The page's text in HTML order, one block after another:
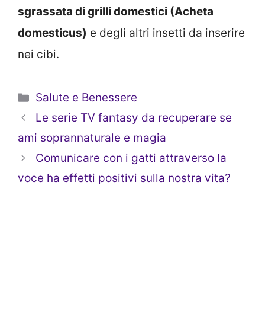
sgrassata di grilli domestici (Acheta
domesticus) e degli altri insetti da inserire
nei cibi.
Categorie
Salute e Benessere
Le serie TV fantasy da recuperare se
ami soprannaturale e magia
Comunicare con i gatti attraverso la
voce ha effetti positivi sulla nostra vita?